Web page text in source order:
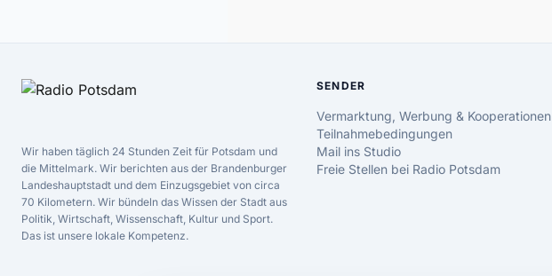
Wir haben täglich 24 Stunden Zeit für Potsdam und
die Mittelmark. Wir berichten aus der Brandenburger
Landeshauptstadt und dem Einzugsgebiet von circa
70 Kilometern. Wir bündeln das Wissen der Stadt aus
Politik, Wirtschaft, Wissenschaft, Kultur und Sport.
Das ist unsere lokale Kompetenz.
SENDER
Vermarktung, Werbung & Kooperationen
Teilnahmebedingungen
Mail ins Studio
Freie Stellen bei Radio Potsdam